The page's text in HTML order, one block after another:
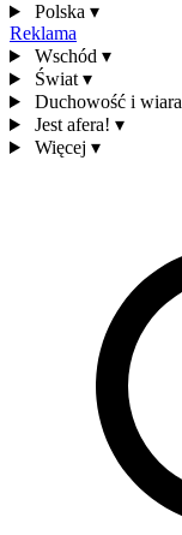
Polska ▾
Reklama
Wschód ▾
Świat ▾
Duchowość i wiara
Jest afera! ▾
Więcej ▾